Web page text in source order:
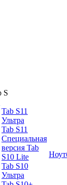
Tab S11
Ультра
Tab S11
Специальная
версия Tab
S10 Lite
Tab S10
Ультра